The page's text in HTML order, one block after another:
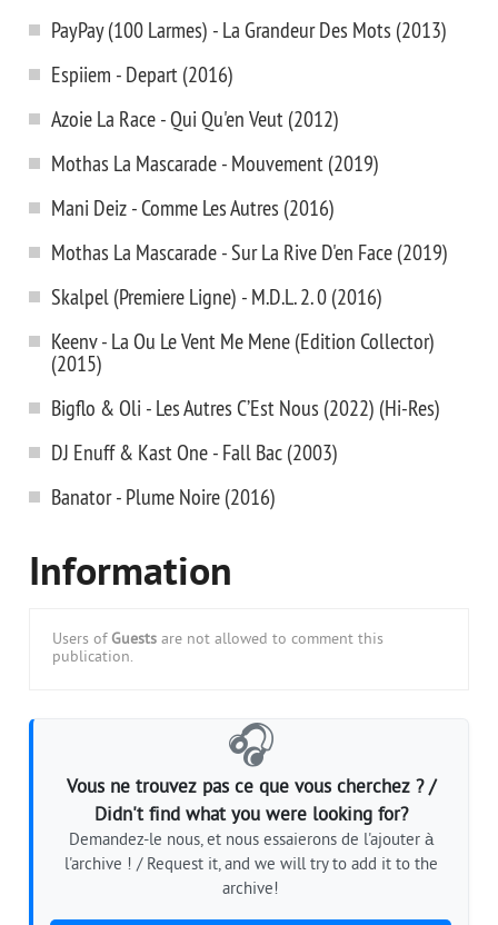
PayPay (100 Larmes) - La Grandeur Des Mots (2013)
Espiiem - Depart (2016)
Azoie La Race - Qui Qu'en Veut (2012)
Mothas La Mascarade - Mouvement (2019)
Mani Deiz - Comme Les Autres (2016)
Mothas La Mascarade - Sur La Rive D'en Face (2019)
Skalpel (Premiere Ligne) - M.D.L. 2. 0 (2016)
Keenv - La Ou Le Vent Me Mene (Edition Collector)
(2015)
Bigflo & Oli - Les Autres C’Est Nous (2022) (Hi-Res)
DJ Enuff & Kast One - Fall Bac (2003)
Banator - Plume Noire (2016)
Information
Users of Guests are not allowed to comment this
publication.
🎧
Vous ne trouvez pas ce que vous cherchez ? /
Didn't find what you were looking for?
Demandez-le nous, et nous essaierons de l'ajouter à
l'archive ! / Request it, and we will try to add it to the
archive!